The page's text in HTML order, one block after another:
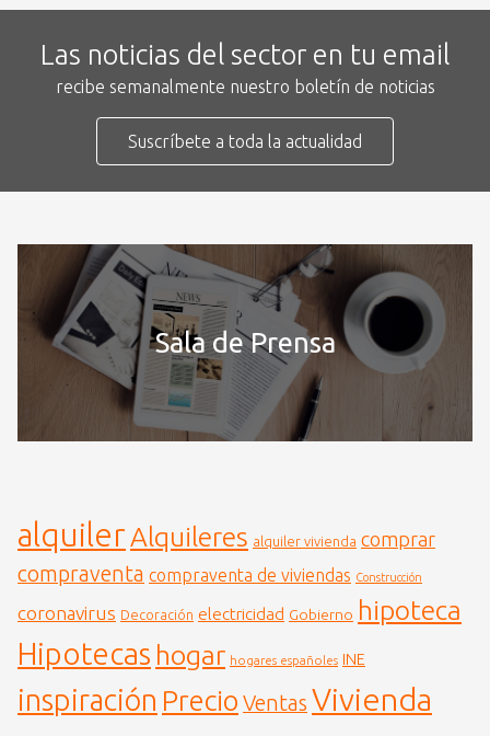
Las noticias del sector en tu email
recibe semanalmente nuestro boletín de noticias
Suscríbete a toda la actualidad
Sala de Prensa
alquiler Alquileres alquiler vivienda comprar
compraventa compraventa de viviendas Construcción
coronavirus Decoración electricidad Gobierno hipoteca
Hipotecas hogar hogares españoles INE
inspiración Precio Ventas Vivienda